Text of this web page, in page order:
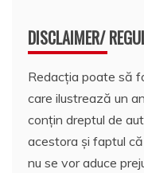
DISCLAIMER/
Redacția poate să
care ilustrează un
conțin dreptul de
acestora și faptul
nu se vor aduce